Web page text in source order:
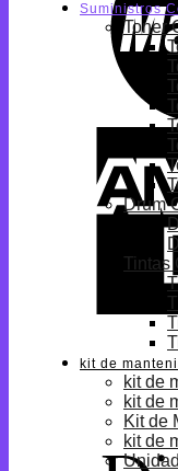
Suministros
Toner
Drum
Tintas
kit de
kit de
kit de
Kit de
kit de